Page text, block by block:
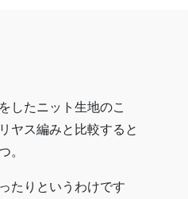
したニット生地のこ
ヤス編みと比較すると
。
たりというわけです